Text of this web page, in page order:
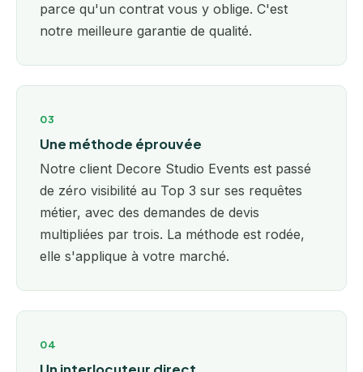
parce qu'un contrat vous y oblige. C'est
notre meilleure garantie de qualité.
03
Une méthode éprouvée
Notre client Decore Studio Events est passé
de zéro visibilité au Top 3 sur ses requêtes
métier, avec des demandes de devis
multipliées par trois. La méthode est rodée,
elle s'applique à votre marché.
04